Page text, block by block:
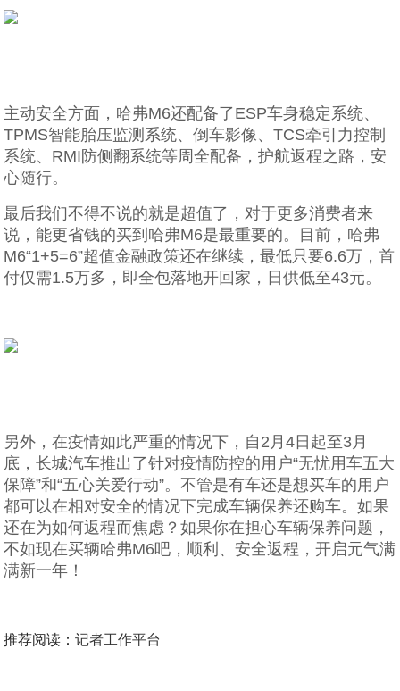
主动安全方面，哈弗M6还配备了ESP车身稳定系统、
TPMS智能胎压监测系统、倒车影像、TCS牵引力控制
系统、RMI防侧翻系统等周全配备，护航返程之路，安
心随行。
最后我们不得不说的就是超值了，对于更多消费者来
说，能更省钱的买到哈弗M6是最重要的。目前，哈弗
M6“1+5=6”超值金融政策还在继续，最低只要6.6万，首
付仅需1.5万多，即全包落地开回家，日供低至43元。
另外，在疫情如此严重的情况下，自2月4日起至3月
底，长城汽车推出了针对疫情防控的用户“无忧用车五大
保障”和“五心关爱行动”。不管是有车还是想买车的用户
都可以在相对安全的情况下完成车辆保养还购车。如果
还在为如何返程而焦虑？如果你在担心车辆保养问题，
不如现在买辆哈弗M6吧，顺利、安全返程，开启元气满
满新一年！
推荐阅读：记者工作平台